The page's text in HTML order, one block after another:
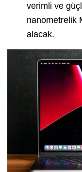
verimli ve
nanometrelik
alacak.